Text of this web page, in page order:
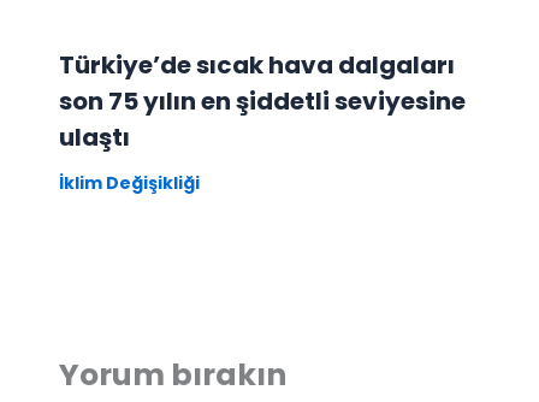
Türkiye’de sıcak hava dalgaları
son 75 yılın en şiddetli seviyesine
ulaştı
İklim Değişikliği
Yorum bırakın